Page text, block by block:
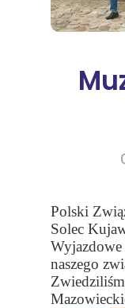
Polski
Solec
naszego